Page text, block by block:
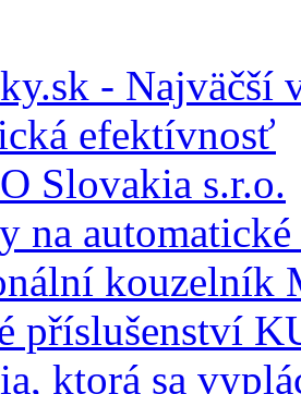
- Najväčší
efektívnosť
Slovakia s.r.o.
na
kouzelník
příslušenství
ktorá sa